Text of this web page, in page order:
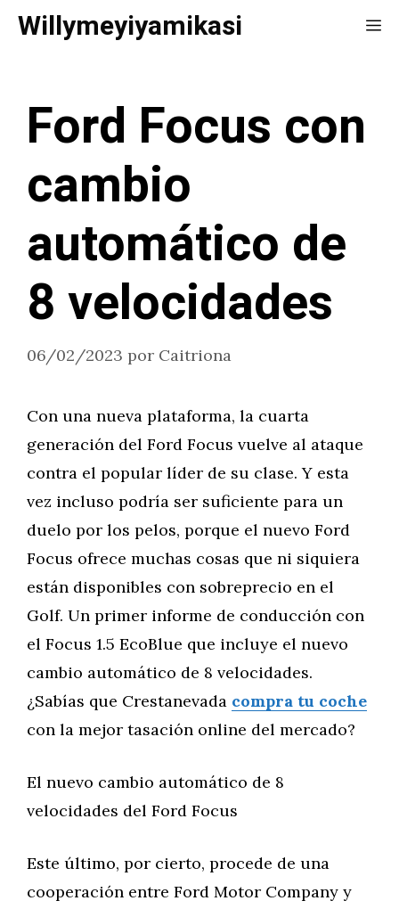
Saltar
Willymeyiyamikasi
Ford Focus con
cambio
automático de
8 velocidades
06/02/2023 por Caitriona
Con una nueva plataforma, la cuarta
generación del Ford Focus vuelve al ataque
contra el popular líder de su clase. Y esta
vez incluso podría ser suficiente para un
duelo por los pelos, porque el nuevo Ford
Focus ofrece muchas cosas que ni siquiera
están disponibles con sobreprecio en el
Golf. Un primer informe de conducción con
el Focus 1.5 EcoBlue que incluye el nuevo
cambio automático de 8 velocidades.
¿Sabías que Crestanevada compra tu coche
con la mejor tasación online del mercado?
El nuevo cambio automático de 8
velocidades del Ford Focus
Este último, por cierto, procede de una
cooperación entre Ford Motor Company y